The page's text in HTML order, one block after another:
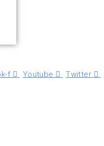
f Youtube Twitter